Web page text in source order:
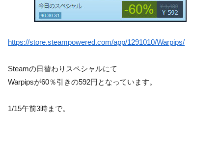
https://store.steampowered.com/app/1291010/Warpips/
Steamの日替わりスペシャルにて
Warpipsが60％引きの592円となっています。
1/15午前3時まで。